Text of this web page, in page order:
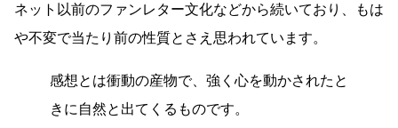
ネット以前のファンレター文化などから続いており、もは
や不変で当たり前の性質とさえ思われています。
感想とは衝動の産物で、強く心を動かされたと
きに自然と出てくるものです。